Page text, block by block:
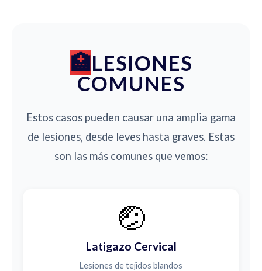
LESIONES
COMUNES
Estos casos pueden causar una amplia gama
de lesiones, desde leves hasta graves. Estas
son las más comunes que vemos:
🤕
Latigazo Cervical
Lesiones de tejidos blandos